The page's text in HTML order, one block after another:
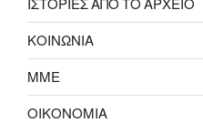
ΙΣΤΟΡΙΕΣ ΑΠΟ ΤΟ ΑΡΧΕΙΟ
ΚΟΙΝΩΝΙΑ
ΜΜΕ
ΟΙΚΟΝΟΜΙΑ